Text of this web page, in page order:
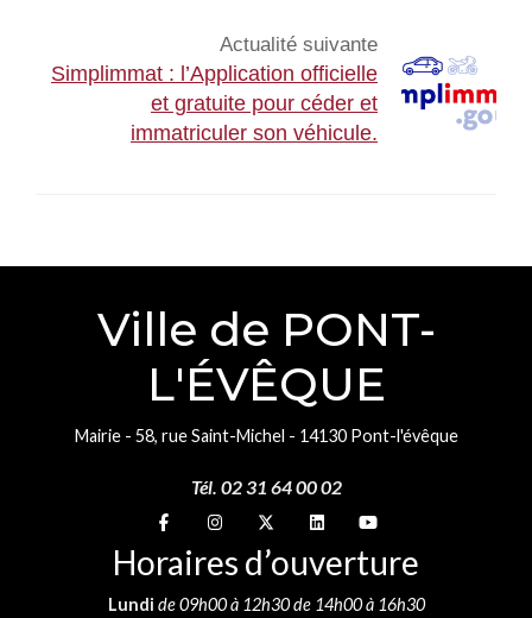
Actualité suivante
Simplimmat : l’Application officielle
et gratuite pour céder et
immatriculer son véhicule.
Ville de PONT-
L'ÉVÊQUE
Mairie - 58, rue Saint-Michel - 14130 Pont-l'évêque
Tél. 02 31 64 00 02
Suivez-nous sur
Suivez-nous sur
Suivez-nous sur
Suivez-nous sur
Suivez-nous sur
Horaires d’ouverture
Lundi de 09h00 à 12h30 de 14h00 à 16h30